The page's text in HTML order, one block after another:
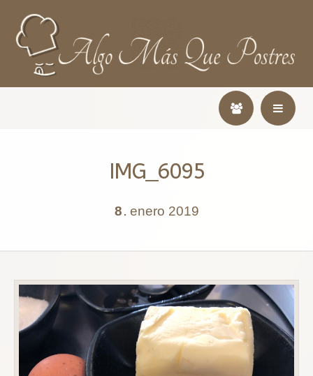
IMG_6095
8 . enero 2019